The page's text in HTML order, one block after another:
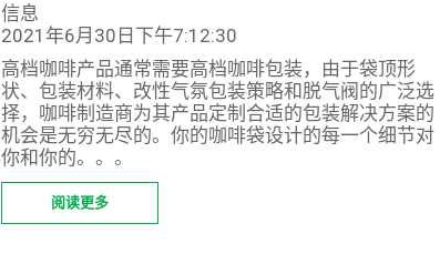
信息
2021年6月30日下午7:12:30
高档咖啡产品通常需要高档咖啡包装，由于袋顶形
状、包装材料、改性气氛包装策略和脱气阀的广泛选
择，咖啡制造商为其产品定制合适的包装解决方案的
机会是无穷无尽的。你的咖啡袋设计的每一个细节对
你和你的。。。
阅读更多